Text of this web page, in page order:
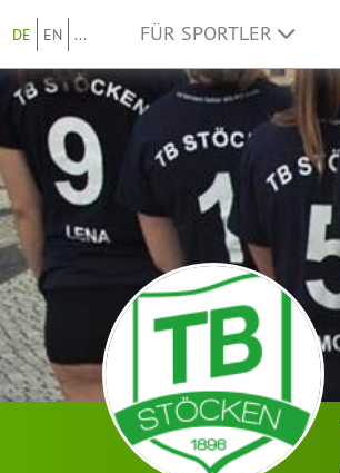
DE EN ... FÜR SPORTLER